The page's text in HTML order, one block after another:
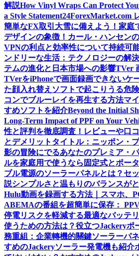
解説How Vinyl Wraps Can Protect
a Style Statement24ForexMarket.com
簡単なFX取引 大雪に備えよう！家庭
デザインの象徴！カール・ハンセン
VPNの利点と効率性について持続可
ンドリーな生活：テクノロジーの解
テムの進化と日本市場への影響TVer
TVerをiPhoneで画面録画できないケ
た顔入れ替えソフトで起こりうる危
コンでブルーレイを再生する方法マ
すめソフトを紹介Beyond the Initial
Long-Term Impact of PPF on Your
性と評判を徹底調査！レビューや口
とデメリット タイトル：ニッポン・
影の冒険にでるあなたのプレミア・
ルを家庭用で使うなら固定式とポー
ブル電源のソーラーパネルとは？セ
説シンプルさと温もりのバランスが
Hulu動画を録画する方法｜スマホ、
ABEMAの番組を超簡単に保存：
停電リスクを軽減する最適なバッテ
使うための方法は？役立つJackeryポ
務重組：企業轉機的關鍵ソーラーパ
すめのJackeryソーラー発電機も紹介